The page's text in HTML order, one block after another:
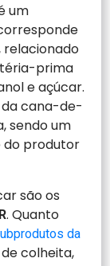
um
relacionado
prima
e açúcar.
da cana-de-
sendo um
do produtor
são os
. Quanto
da
colheita,